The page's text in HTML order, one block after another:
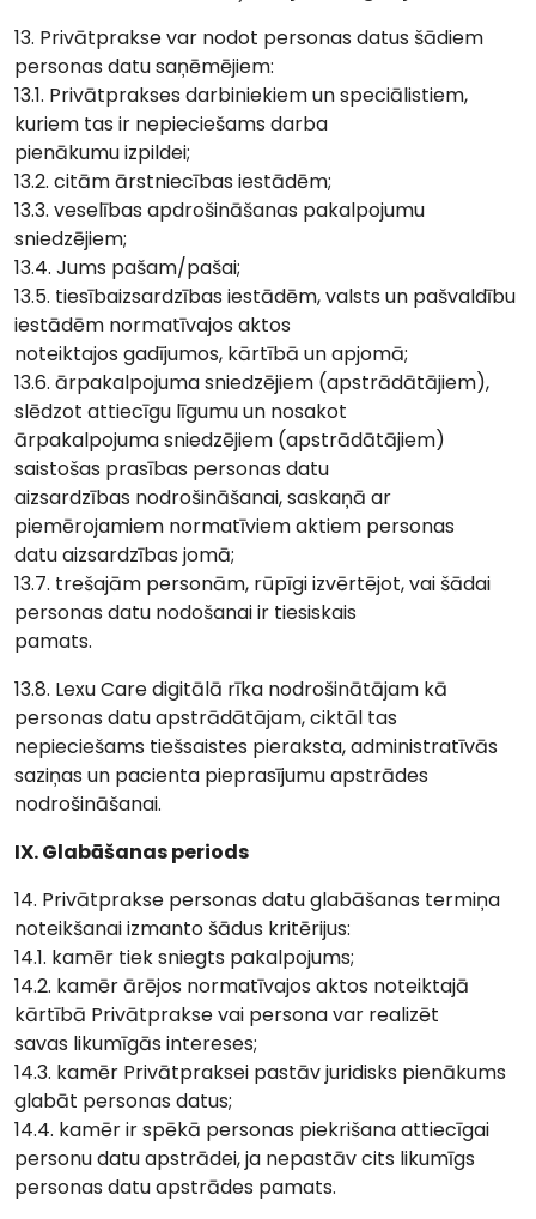
13. Privātprakse var nodot personas datus šādiem
personas datu saņēmējiem:
13.1. Privātprakses darbiniekiem un speciālistiem,
kuriem tas ir nepieciešams darba
pienākumu izpildei;
13.2. citām ārstniecības iestādēm;
13.3. veselības apdrošināšanas pakalpojumu
sniedzējiem;
13.4. Jums pašam/pašai;
13.5. tiesībaizsardzības iestādēm, valsts un pašvaldību
iestādēm normatīvajos aktos
noteiktajos gadījumos, kārtībā un apjomā;
13.6. ārpakalpojuma sniedzējiem (apstrādātājiem),
slēdzot attiecīgu līgumu un nosakot
ārpakalpojuma sniedzējiem (apstrādātājiem)
saistošas prasības personas datu
aizsardzības nodrošināšanai, saskaņā ar
piemērojamiem normatīviem aktiem personas
datu aizsardzības jomā;
13.7. trešajām personām, rūpīgi izvērtējot, vai šādai
personas datu nodošanai ir tiesiskais
pamats.
13.8. Lexu Care digitālā rīka nodrošinātājam kā
personas datu apstrādātājam, ciktāl tas
nepieciešams tiešsaistes pieraksta, administratīvās
saziņas un pacienta pieprasījumu apstrādes
nodrošināšanai.
IX. Glabāšanas periods
14. Privātprakse personas datu glabāšanas termiņa
noteikšanai izmanto šādus kritērijus:
14.1. kamēr tiek sniegts pakalpojums;
14.2. kamēr ārējos normatīvajos aktos noteiktajā
kārtībā Privātprakse vai persona var realizēt
savas likumīgās intereses;
14.3. kamēr Privātpraksei pastāv juridisks pienākums
glabāt personas datus;
14.4. kamēr ir spēkā personas piekrišana attiecīgai
personu datu apstrādei, ja nepastāv cits likumīgs
personas datu apstrādes pamats.